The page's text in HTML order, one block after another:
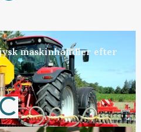
maskinhandler efter
Loading...